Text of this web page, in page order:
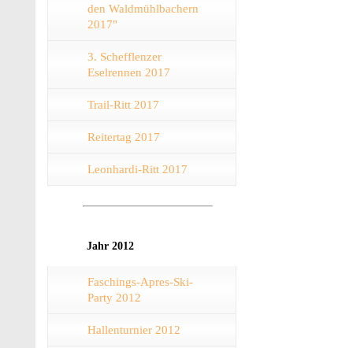
den Waldmühlbachern
2017"
3. Schefflenzer
Eselrennen 2017
Trail-Ritt 2017
Reitertag 2017
Leonhardi-Ritt 2017
Jahr 2012
Faschings-Apres-Ski-
Party 2012
Hallenturnier 2012